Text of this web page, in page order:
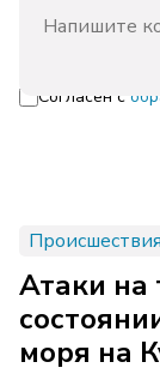
Согласен с
Происшествия
Атаки на
моря на